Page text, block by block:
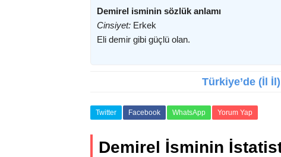
Demirel isminin sözlük anlamı
Cinsiyet: Erkek
Eli demir gibi güçlü olan.
Türkiye’de (İl
Twitter Facebook WhatsApp Yorum Yap
Demirel İsminin